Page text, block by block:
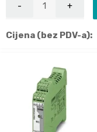
Cijena (bez PDV-a):